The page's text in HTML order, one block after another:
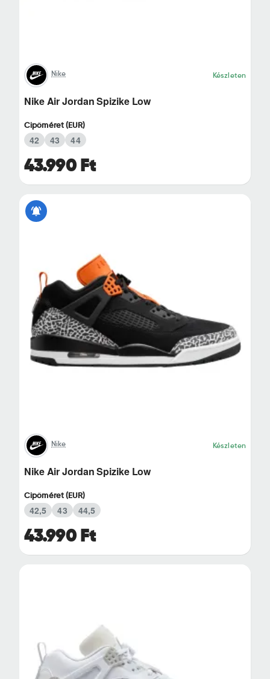
Nike Készleten
Nike Air Jordan Spizike Low
43.990 Ft
Cipőméret (EUR)
42 43 44
Nike Készleten
Nike Air Jordan Spizike Low
43.990 Ft
Cipőméret (EUR)
42,5 43 44,5